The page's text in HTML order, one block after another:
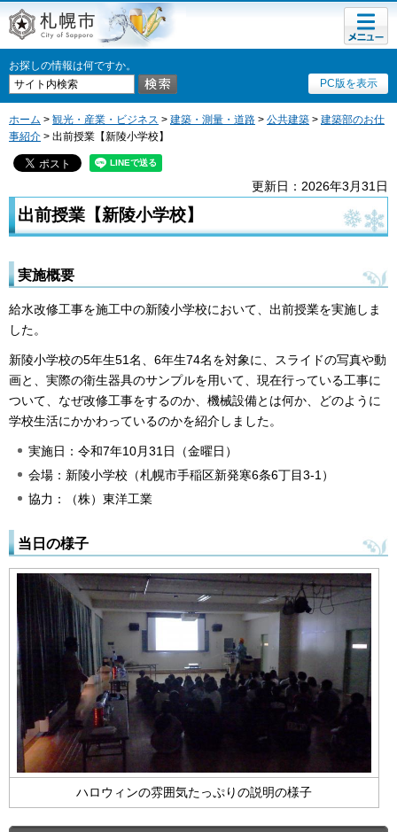
札幌市
お探しの情報は何ですか。
PC版を表示
メニュ
ー
ホーム > 観光・産業・ビジネス > 建築・測量・道路 > 公共建築 > 建築部のお仕
事紹介 > 出前授業【新陵小学校】
更新日：2026年3月31日
出前授業【新陵小学校】
実施概要
給水改修工事を施工中の新陵小学校において、出前授業を実施しま
した。
新陵小学校の5年生51名、6年生74名を対象に、スライドの写真や動
画と、実際の衛生器具のサンプルを用いて、現在行っている工事に
ついて、なぜ改修工事をするのか、機械設備とは何か、どのように
学校生活にかかわっているのかを紹介しました。
実施日：令和7年10月31日（金曜日）
会場：新陵小学校（札幌市手稲区新発寒6条6丁目3-1）
協力：（株）東洋工業
当日の様子
ハロウィンの雰囲気たっぷりの説明の様子